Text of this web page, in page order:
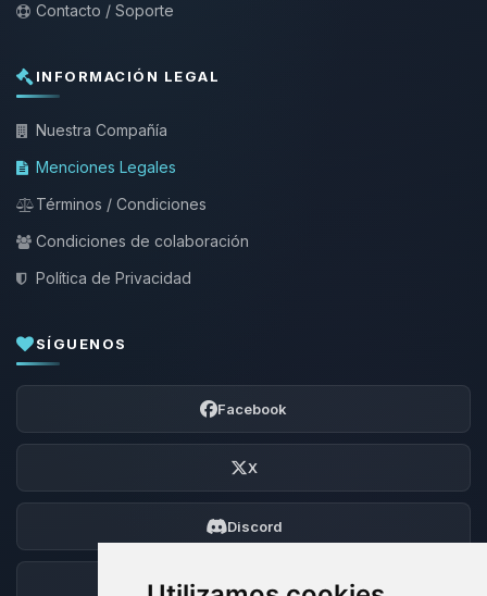
Contacto / Soporte
INFORMACIÓN LEGAL
Nuestra Compañía
Menciones Legales
Términos / Condiciones
Condiciones de colaboración
Política de Privacidad
SÍGUENOS
Facebook
X
Discord
Foro